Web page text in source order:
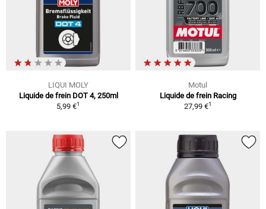
LIQUI MOLY
Liquide de frein DOT 4, 250ml
5,99 €1
Motul
Liquide de frein Racing
27,99 €1